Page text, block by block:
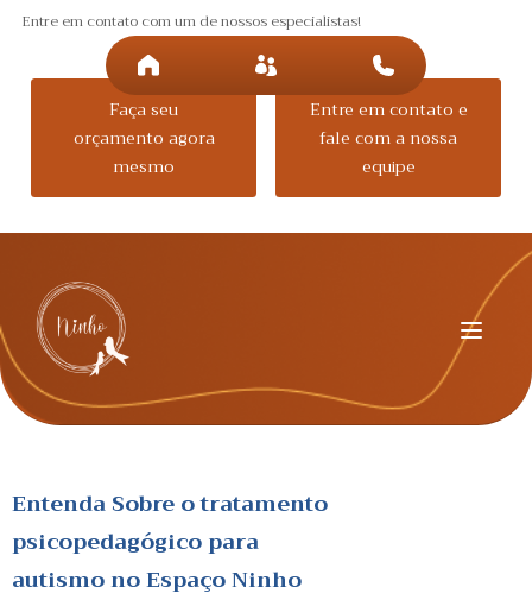
Entre em contato com um de nossos especialistas!
Faça seu
orçamento agora
mesmo
Entre em contato e
fale com a nossa
equipe
Entenda Sobre otratamento
psicopedagógico para
autismono Espaço Ninho